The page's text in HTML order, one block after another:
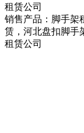
租赁公司
销售产品：脚手架
赁，河北盘扣脚手
租赁公司